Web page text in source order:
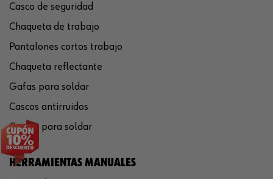
Casco de seguridad
Chaqueta de trabajo
Pantalones cortos trabajo
Chaqueta reflectante
Gafas para soldar
Cascos antirruidos
Careta para soldar
HERRAMIENTAS MANUALES